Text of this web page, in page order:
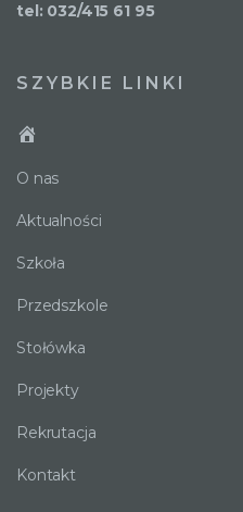
tel: 032/415 61 95
SZYBKIE LINKI
O nas
Aktualności
Szkoła
Przedszkole
Stołówka
Projekty
Rekrutacja
Kontakt